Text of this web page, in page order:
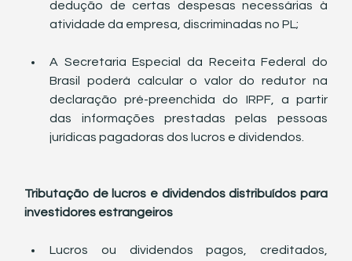
dedução de certas despesas necessárias à
atividade da empresa, discriminadas no PL;
A Secretaria Especial da Receita Federal do
Brasil poderá calcular o valor do redutor na
declaração pré-preenchida do IRPF, a partir
das informações prestadas pelas pessoas
jurídicas pagadoras dos lucros e dividendos.
Tributação de lucros e dividendos distribuídos para
investidores estrangeiros
Lucros ou dividendos pagos, creditados,